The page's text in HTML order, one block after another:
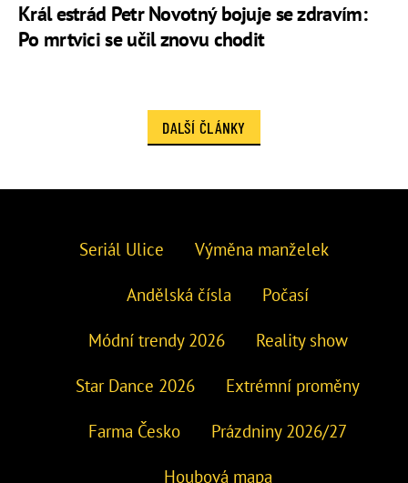
Král estrád Petr Novotný bojuje se zdravím:
Po mrtvici se učil znovu chodit
DALŠÍ ČLÁNKY
Seriál Ulice Výměna manželek
Andělská čísla Počasí
Módní trendy 2026 Reality show
Star Dance 2026 Extrémní proměny
Farma Česko Prázdniny 2026/27
Houbová mapa